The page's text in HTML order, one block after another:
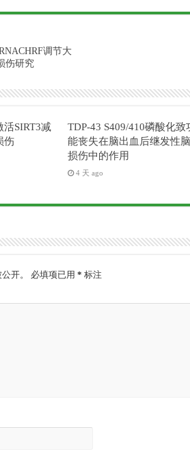
调节大
伤研究
SIRT3减
伤
TDP-43 S409/410磷酸化致
能丧失在脑出血后继发性脑
损伤中的作用
4 天 ago
开。 必填项已用 * 标注